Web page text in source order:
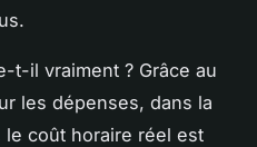
t-il vraiment ? Grâce au
les dépenses, dans la
le coût horaire réel est